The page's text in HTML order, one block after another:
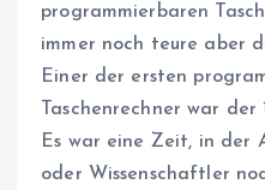
programmierbaren
immer noch teure aber
Einer der ersten
Taschenrechner war der
Es war eine Zeit, in der
oder Wissenschaftler